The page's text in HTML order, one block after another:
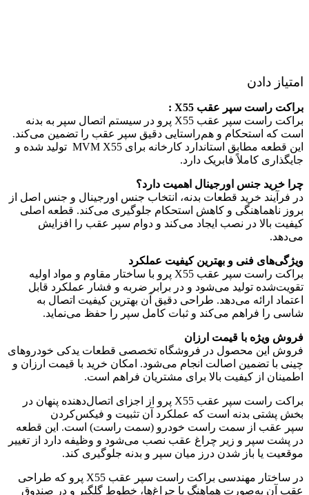
امتیاز دادن
براکت راست سپر عقب X55 :
براکت راست سپر عقب X55 پرو در سیستم اتصال سپر به بدنه
است که استحکام و هم‌راستایی دقیق سپر عقب را تضمین می‌کند.
این قطعه مطابق استاندارد کارخانه برای MVM X55 تولید شده و
جایگذاری کاملاً فابریک دارد.
چرا خرید جنس اورجینال اهمیت دارد؟
در فرآیند خرید قطعات بدنه، انتخاب جنس اورجینال و جنس اصل از
بروز ناهماهنگی و کاهش استحکام جلوگیری می‌کند. قطعه اصلی
کیفیت بالا در نصب ایجاد می‌کند و دوام سپر عقب را افزایش
می‌دهد.
ویژگی‌های فنی و بهترین کیفیت عملکرد
براکت راست سپر عقب X55 پرو با ساختار مقاوم و مواد اولیه
تقویت‌شده تولید می‌شود و در برابر ضربه و فشار عملکرد قابل
اعتماد ارائه می‌دهد. طراحی دقیق آن بهترین کیفیت اتصال به
شاسی را فراهم می‌کند و ثبات کامل سپر را حفظ می‌نماید.
فروش ویژه با قیمت ارزان
فروش این محصول در فروشگاه تخصصی قطعات یدکی خودروهای
چینی با تضمین اصالت انجام می‌شود. امکان خرید با قیمت ارزان و
اطمینان از کیفیت بالا برای مشتریان فراهم است.
براکت راست سپر عقب X55 پرو از اجزای اتصال‌دهنده پنهان در
بخش پشتی بدنه است که عملکرد آن تثبیت و فیکس‌کردن
سپر عقب از سمت راست خودرو (سمت راست) است. این قطعه
در پشت سپر و زیر چراغ عقب نصب می‌شود و وظیفه دارد از تغییر
موقعیت یا باز شدن درز میان سپر و بدنه جلوگیری کند.
در ساختار مهندسی براکت راست سپر عقب X55 پرو که طراحی
عقب آن به‌صورت هماهنگ با چراغ‌ها، خطوط گلگیر و درِ صندوق